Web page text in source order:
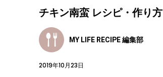
チキン南蛮 レシピ・作り方
MY LIFE RECIPE 編集部
2019年10月23日